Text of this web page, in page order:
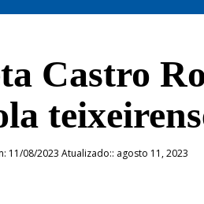
Castro
11/08/2023 Atualizado:: agosto 11, 2023